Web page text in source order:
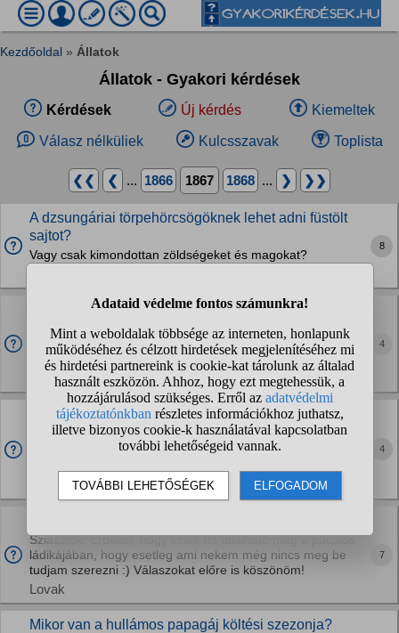
Kezdőoldal » Állatok
Állatok - Gyakori kérdések
Kérdések Új kérdés Kiemeltek
Válasz nélküliek Kulcsszavak Toplista
❮❮ ❮ ... 1866 1867 1868 ... ❯ ❯❯
A dzsungáriai törpehörcsögöknek lehet adni füstölt
sajtot?
Vagy csak kimondottan zöldségeket és magokat?
8
Mennyibe kerül egy angol Cocker spániel?
Tenyésztőtől szeretnék egy angol Cocker spánielt.
Körülbelül mennyibe kerülne? Milyen kennelek vannak Zala
megyében és a szomszédos megyékben?
Kutyák
4
Agaraknak valóban elég napi fél óra intenzív mozgás
és utána kanapékutyák? Tapasztalat?
Pl 30p szabadon futás és 1,5-2 óra séta elég lenne egy
4
Sziasztok! Érdekel, hogy kinek mi található meg a pucolós
ládikájában, hogy esetleg ami nekem még nincs meg be
tudjam szerezni :) Válaszokat előre is köszönöm!
Lovak
7
Mikor van a hullámos papagáj költési szezonja?